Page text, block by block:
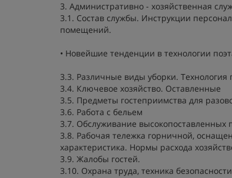
3. Административно - хозяйственная
3.1. Состав службы. Инструкции
помещений.
• Новейшие тенденции в технологии
3.3. Различные виды уборки. Технология
3.4. Ключевое хозяйство. Оставленные
3.5. Предметы гостеприимства для
3.6. Работа с бельем
3.7. Обслуживание высокопоставленных
3.8. Рабочая тележка горничной,
характеристика. Нормы расхода
3.9. Жалобы гостей.
3.10. Охрана труда, техника